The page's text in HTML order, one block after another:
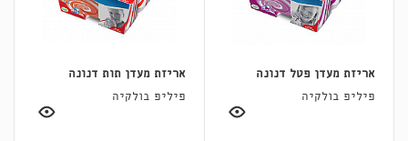
אריזת מעדן פטל דנונה
פיליפ בולקיה
אריזת מעדן תות דנונה
פיליפ בולקיה